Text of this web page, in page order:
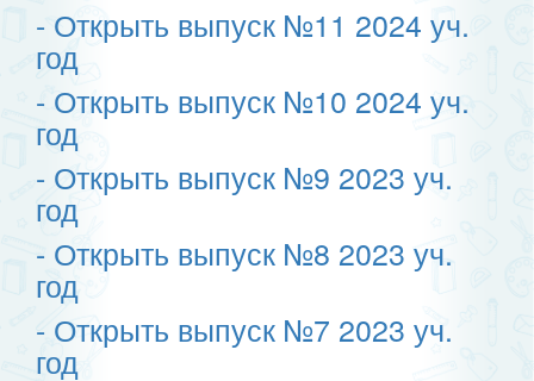
- Открыть выпуск №11 2024 уч.
год
- Открыть выпуск №10 2024 уч.
год
- Открыть выпуск №9 2023 уч.
год
- Открыть выпуск №8 2023 уч.
год
- Открыть выпуск №7 2023 уч.
год